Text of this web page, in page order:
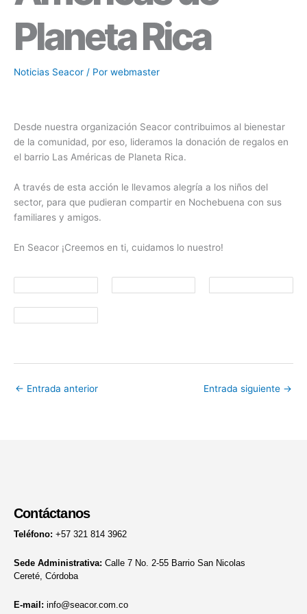
Planeta Rica
Noticias Seacor / Por webmaster
Desde nuestra organización Seacor contribuimos al bienestar
de la comunidad, por eso, lideramos la donación de regalos en
el barrio Las Américas de Planeta Rica.
A través de esta acción le llevamos alegría a los niños del
sector, para que pudieran compartir en Nochebuena con sus
familiares y amigos.
En Seacor ¡Creemos en ti, cuidamos lo nuestro!
← Entrada anterior Entrada siguiente →
Contáctanos
Teléfono: +57 321 814 3962
Sede Administrativa: Calle 7 No. 2-55 Barrio San Nicolas
Cereté, Córdoba
E-mail: info@seacor.com.co